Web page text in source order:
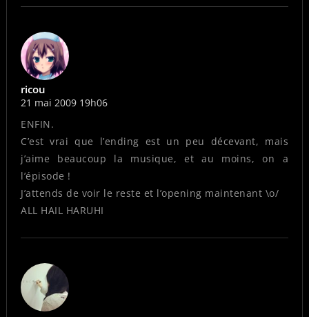
ricou
21 mai 2009 19h06
ENFIN.
C’est vrai que l’ending est un peu décevant, mais
j’aime beaucoup la musique, et au moins, on a
l’épisode !
J’attends de voir le reste et l’opening maintenant \o/
ALL HAIL HARUHI